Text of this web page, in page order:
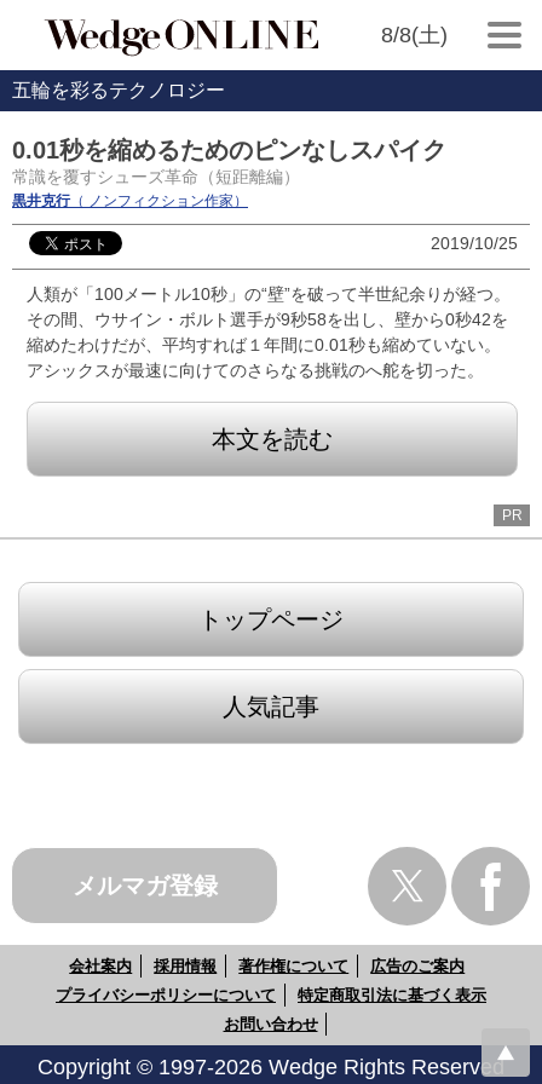
8/8(土)
五輪を彩るテクノロジー
0.01秒を縮めるためのピンなしスパイク
常識を覆すシューズ革命（短距離編）
黒井克行（ ノンフィクション作家）
2019/10/25
人類が「100メートル10秒」の“壁”を破って半世紀余りが経つ。
その間、ウサイン・ボルト選手が9秒58を出し、壁から0秒42を
縮めたわけだが、平均すれば１年間に0.01秒も縮めていない。
アシックスが最速に向けてのさらなる挑戦のへ舵を切った。
本文を読む
PR
トップページ
人気記事
メルマガ登録
会社案内 採用情報 著作権について
広告のご案内
プライバシーポリシーについて
特定商取引法に基づく表示
お問い合わせ
Copyright © 1997-2026 Wedge Rights Reserved